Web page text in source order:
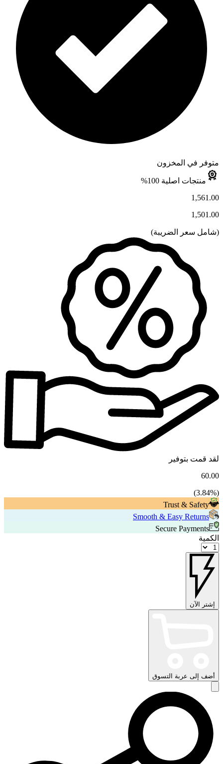
متوفر في المخزون
منتجات اصلية 100%
1,561.00
1,501.00
(شامل سعر الضريبة)
لقد قمت بتوفير
60.00
(
3.84%)
Trust & Safety
Smooth & Easy Returns
Secure Payments
الكمية
إشتر الآن
أضف إلى عربة التسوق